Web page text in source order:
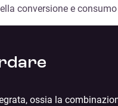
conversione e
ossia la